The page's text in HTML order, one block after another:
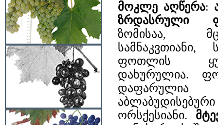
მოკლე აღწერა:
ზრდასრული
ზომისაა,
ფოთლის
დახურულია.
დაფარულია
ორსქესიანი.